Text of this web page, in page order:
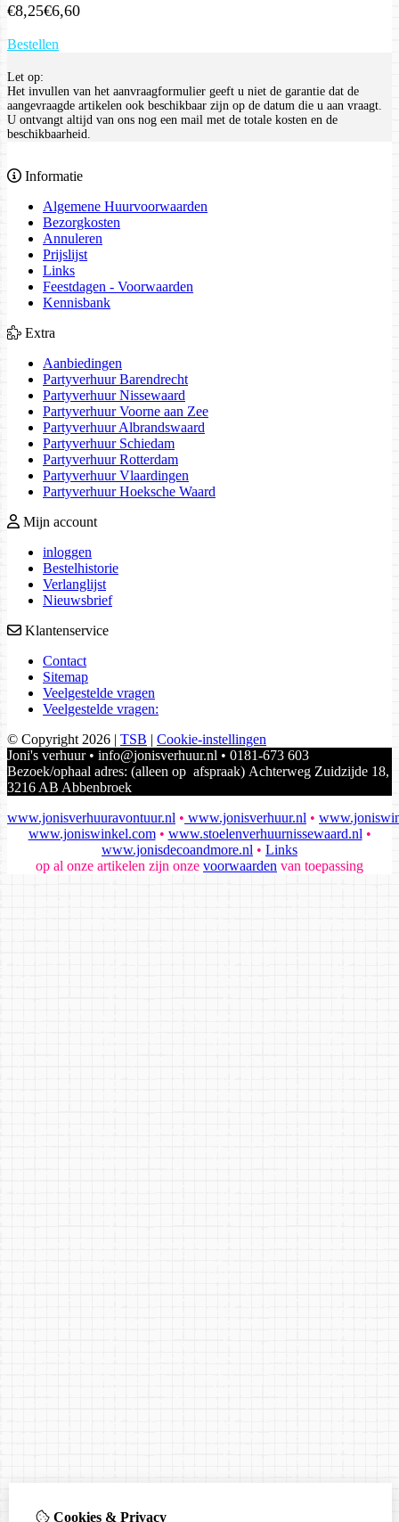
€8,25€6,60
Bestellen
Let op:
Het invullen van het aanvraagformulier geeft u niet de garantie dat de
aangevraagde artikelen ook beschikbaar zijn op de datum die u aan vraagt.
U ontvangt altijd van ons nog een mail met de totale kosten en de
beschikbaarheid.
Informatie
Algemene Huurvoorwaarden
Bezorgkosten
Annuleren
Prijslijst
Links
Feestdagen - Voorwaarden
Kennisbank
Extra
Aanbiedingen
Partyverhuur Barendrecht
Partyverhuur Nissewaard
Partyverhuur Voorne aan Zee
Partyverhuur Albrandswaard
Partyverhuur Schiedam
Partyverhuur Rotterdam
Partyverhuur Vlaardingen
Partyverhuur Hoeksche Waard
Mijn account
inloggen
Bestelhistorie
Verlanglijst
Nieuwsbrief
Klantenservice
Contact
Sitemap
Veelgestelde vragen
Veelgestelde vragen:
© Copyright 2026 | TSB | Cookie-instellingen
Joni's verhuur • info@jonisverhuur.nl • 0181-673 603
Bezoek/ophaal adres: (alleen op afspraak) Achterweg Zuidzijde 18,
3216 AB Abbenbroek
www.jonisverhuuravontuur.nl • www.jonisverhuur.nl •
www.joniswinkel.com• www.stoelenverhuurnissewaard.nl •
www.jonisdecoandmore.nl • Links
op al onze artikelen zijn onze voorwaarden van toepassing
Cookies & Privacy